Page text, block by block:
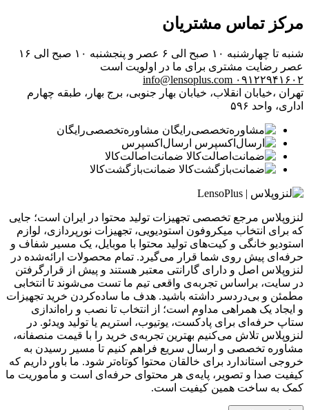
مرکز تماس مشتریان
شنبه تا چهارشنبه ۱۰ صبح الی ۶ عصر و پنجشنبه ۱۰ صبح الی ۱۶
عصر رضایت مشتری برای ما در اولویت است
۰۹۱۲۲۹۴۱۶۰۲ info@lensoplus.com
تهران ،خیابان انقلاب، خیابان بهار جنوبی، برج بهار، طبقه چهارم
اداری، واحد ۵۹۶
مشاوره‌تخصصی‌رایگان
ارسال‌اکسپرس
ضمانت‌اصالت‌کالا
ضمانت‌بازگشت‌کالا
لنزوپلاس مرجع تخصصی تجهیزات تولید محتوا در ایران است؛ جایی
که برای انتخاب میکروفون استودیویی، تجهیزات نورپردازی، لوازم
استودیو خانگی و کیت‌های تولید محتوا با موبایل، یک مسیر شفاف و
حرفه‌ای پیش روی شما قرار می‌گیرد. تمام محصولات ارائه‌شده در
لنزوپلاس اصل و دارای گارانتی معتبر هستند و پیش از قرارگرفتن
در سایت، براساس تجربه‌ی واقعی تیم ما تست می‌شوند تا انتخابی
مطمئن و بی‌دردسر داشته باشید. هدف ما ساده‌کردن خرید تجهیزات
و ایجاد یک همراهی مداوم است؛ از انتخاب تا نصب و راه‌اندازی
ستاپ حرفه‌ای برای پادکست، یوتیوب، استریم یا تولید ویدئو. در
لنزوپلاس تلاش می‌کنیم بهترین تجربه‌ی خرید را با قیمت منصفانه،
مشاوره تخصصی و ارسال سریع فراهم کنیم تا مسیر رسیدن به
خروجی استاندارد برای خالقان محتوا کوتاه‌تر شود. ما باور داریم که
کیفیت صدا و تصویر، پایه‌ی هر محتوای حرفه‌ای است و مأموریت ما
کمک به ساخت همین کیفیت است.